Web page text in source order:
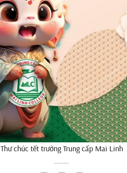
Thư chúc tết trường Trung cấp Mai Linh